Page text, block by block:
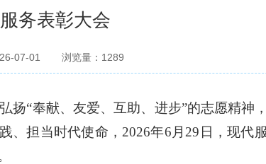
务表彰大会
07-01 浏览量： 1289
扬“奉献、友爱、互助、进步”的志愿精神
、担当时代使命， 2026年6月29日 ，现代